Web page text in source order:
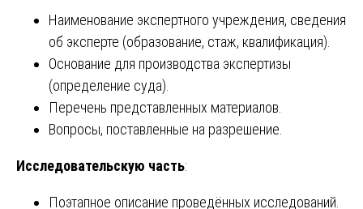
Наименование экспертного учреждения, сведения
об эксперте (образование, стаж, квалификация).
Основание для производства экспертизы
(определение суда).
Перечень представленных материалов.
Вопросы, поставленные на разрешение.
Исследовательскую часть:
Поэтапное описание проведённых исследований.